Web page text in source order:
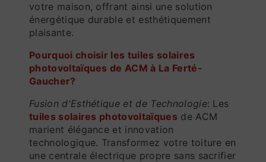
votre maison, offrant ainsi une solution
énergétique durable et esthétiquement
plaisante.
Pourquoi choisir les tuiles solaires
photovoltaïques de ACM à La Ferté-
Gaucher?
Fusion d'Esthétique et de Technologie: Les
tuiles solaires photovoltaïquesde ACM
marient élégance et innovation
technologique. Transformez votre toiture en
une centrale électrique propre sans sacrifier